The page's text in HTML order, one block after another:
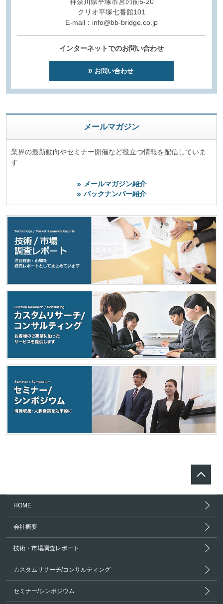
クリオ平塚七番館101
E-mail：info@bb-bridge.co.jp
インターネットでのお問い合わせ
お問い合わせ
メールマガジン
業界の最新動向やセミナー開催など役立つ情報を配信していま
す
メールマガジン紹介
バックナンバー紹介
HOME
会社概要
技術・市場調査レポート
カスタムリサーチ/コンサルティング
セミナー/シンポジウム